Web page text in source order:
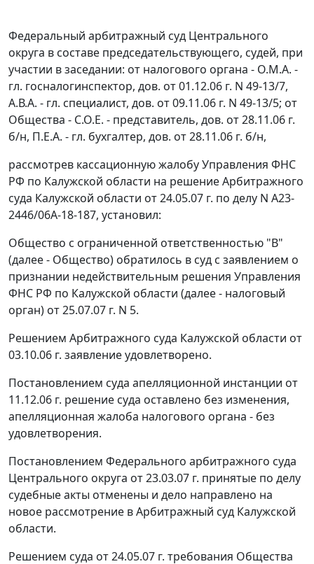
Федеральный арбитражный суд Центрального
округа в составе председательствующего, судей, при
участии в заседании: от налогового органа - О.М.А. -
гл. госналогинспектор, дов. от 01.12.06 г. N 49-13/7,
А.В.А. - гл. специалист, дов. от 09.11.06 г. N 49-13/5; от
Общества - С.О.Е. - представитель, дов. от 28.11.06 г.
б/н, П.Е.А. - гл. бухгалтер, дов. от 28.11.06 г. б/н,
рассмотрев кассационную жалобу Управления ФНС
РФ по Калужской области на решение Арбитражного
суда Калужской области от 24.05.07 г. по делу N А23-
2446/06А-18-187, установил:
Общество с ограниченной ответственностью "В"
(далее - Общество) обратилось в суд с заявлением о
признании недействительным решения Управления
ФНС РФ по Калужской области (далее - налоговый
орган) от 25.07.07 г. N 5.
Решением Арбитражного суда Калужской области от
03.10.06 г. заявление удовлетворено.
Постановлением суда апелляционной инстанции от
11.12.06 г. решение суда оставлено без изменения,
апелляционная жалоба налогового органа - без
удовлетворения.
Постановлением Федерального арбитражного суда
Центрального округа от 23.03.07 г. принятые по делу
судебные акты отменены и дело направлено на
новое рассмотрение в Арбитражный суд Калужской
области.
Решением суда от 24.05.07 г. требования Общества